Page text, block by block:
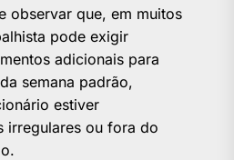
observar que, em muitos
pode exigir
adicionais para
semana padrão,
estiver
irregulares ou fora do